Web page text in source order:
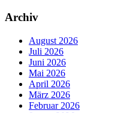
Archiv
August 2026
Juli 2026
Juni 2026
Mai 2026
April 2026
März 2026
Februar 2026